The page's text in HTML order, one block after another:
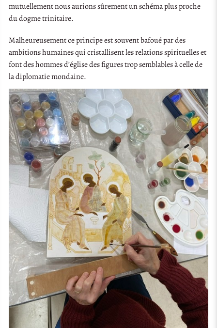
mutuellement nous aurions sûrement un schéma plus proche
du dogme trinitaire.
Malheureusement ce principe est souvent bafoué par des
ambitions humaines qui cristallisent les relations spirituelles et
font des hommes d’église des figures trop semblables à celle de
la diplomatie mondaine.